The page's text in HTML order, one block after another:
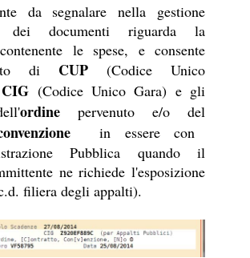
da segnalare nella gestione
dei documenti riguarda la
le spese, e consente
di CUP (Codice Unico
CIG (Codice Unico Gara) e gli
ordine pervenuto e/o del
in essere con
Pubblica quando il
ne richiede l'esposizione
filiera degli appalti).